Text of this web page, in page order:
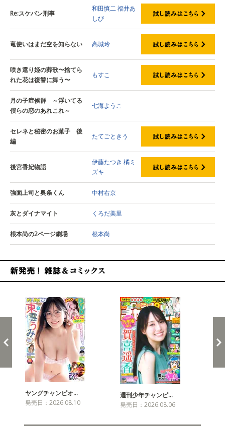
Re:スケバン刑事
和田慎二福井あ
しび
竜使いはまだ空を知らない 高城玲
咲き還り姫の葬歌〜捨てら
れた花は復讐に舞う〜
もすこ
月の子症候群 ～浮いてる
僕らの恋のあれこれ～
七海ようこ
セレネと秘密のお菓子 後
編
たてごときう
後宮香妃物語
伊藤たつき 橘ミ
ズキ
強面上司と奥条くん 中村右京
灰とダイナマイト くろだ美里
根本尚の2ページ劇場 根本尚
ヤングチャンピオ…
発売日：2026.08.10
週刊少年チャンピ…
発売日：2026.08.06